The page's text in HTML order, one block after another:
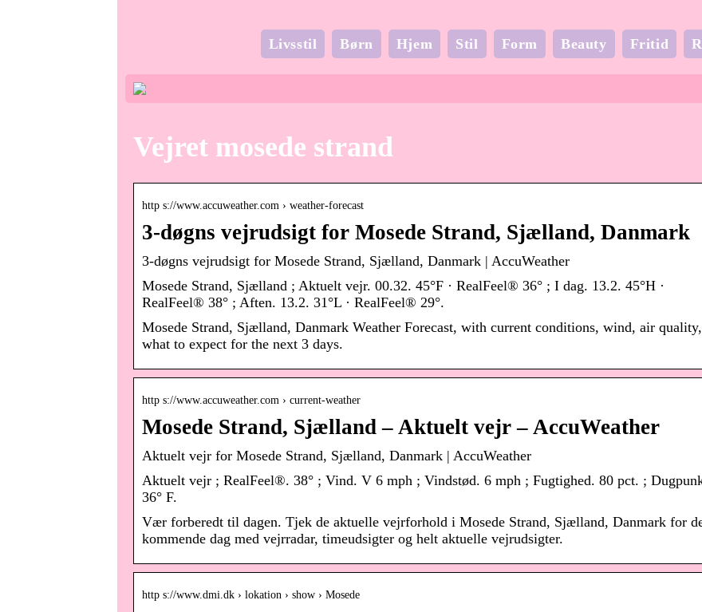
Livsstil Børn Hjem Stil Form Beauty Fritid
Vejret mosede strand
http s://www.accuweather.com › weather-forecast
3-døgns vejrudsigt for Mosede Strand, Sjælland, Danmark
3-døgns vejrudsigt for Mosede Strand, Sjælland, Danmark | AccuWeather
Mosede Strand, Sjælland ; Aktuelt vejr. 00.32. 45°F · RealFeel® 36° ; I dag. 13.2. 45°H ·
RealFeel® 38° ; Aften. 13.2. 31°L · RealFeel® 29°.
Mosede Strand, Sjælland, Danmark Weather Forecast, with current conditions, wind, air
what to expect for the next 3 days.
http s://www.accuweather.com › current-weather
Mosede Strand, Sjælland – Aktuelt vejr – AccuWeather
Aktuelt vejr for Mosede Strand, Sjælland, Danmark | AccuWeather
Aktuelt vejr ; RealFeel®. 38° ; Vind. V 6 mph ; Vindstød. 6 mph ; Fugtighed. 80 pct. ;
36° F.
Vær forberedt til dagen. Tjek de aktuelle vejrforhold i Mosede Strand, Sjælland, Danmark for
kommende dag med vejrradar, timeudsigter og helt aktuelle vejrudsigter.
http s://www.dmi.dk › lokation › show › Mosede